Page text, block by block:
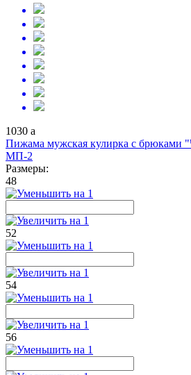
1030 a
Пижама мужская кулирка с
МП-2
Размеры:
48
52
54
56